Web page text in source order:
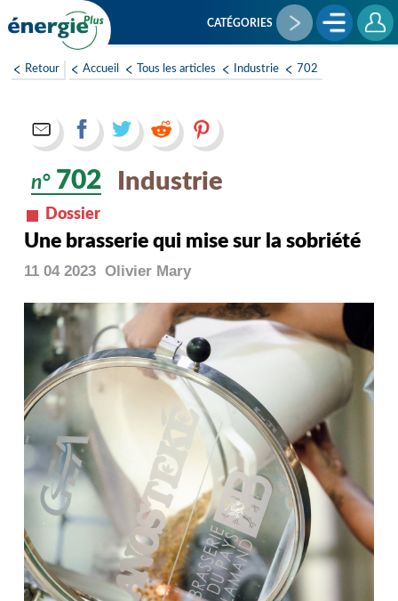
au
CATÉGORIES
Retour Accueil Tous les articles Industrie 702
n° 702 Industrie
Dossier
Une brasserie qui mise sur la sobriété
11 04 2023 Olivier Mary